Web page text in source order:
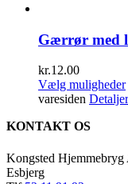
Gærrør med
kr.12.00
Vælg muligheder
varesiden Detaljer
KONTAKT OS
Kongsted Hjemmebryg
Esbjerg